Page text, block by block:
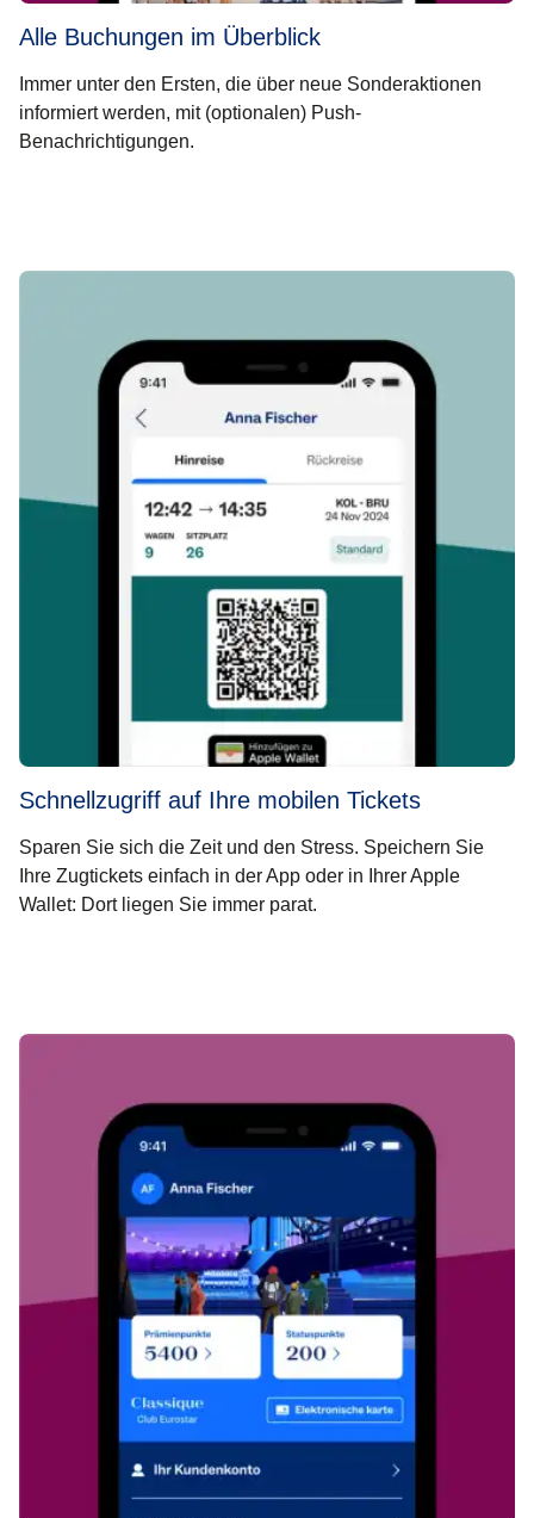
Alle Buchungen im Überblick
Immer unter den Ersten, die über neue Sonderaktionen
informiert werden, mit (optionalen) Push-
Benachrichtigungen.
Schnellzugriff auf Ihre mobilen Tickets
Sparen Sie sich die Zeit und den Stress. Speichern Sie
Ihre Zugtickets einfach in der App oder in Ihrer Apple
Wallet: Dort liegen Sie immer parat.